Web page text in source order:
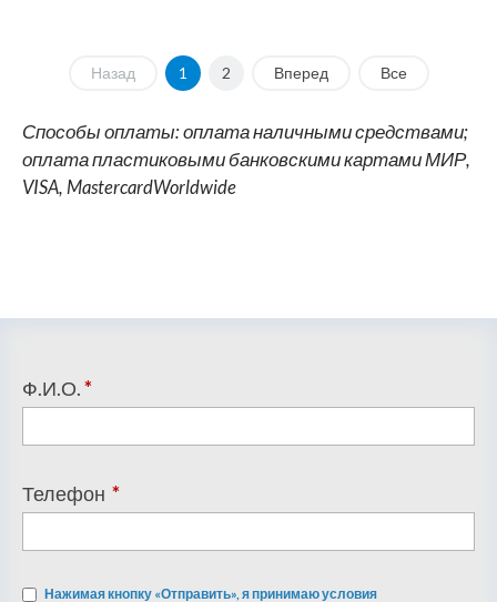
Назад 1 2 Вперед Все
Способы оплаты: оплата наличными средствами;
оплата пластиковыми банковскими картами МИР,
VISA, MastercardWorldwide
Ф.И.О.*
Телефон *
Нажимая кнопку «Отправить», я принимаю условия